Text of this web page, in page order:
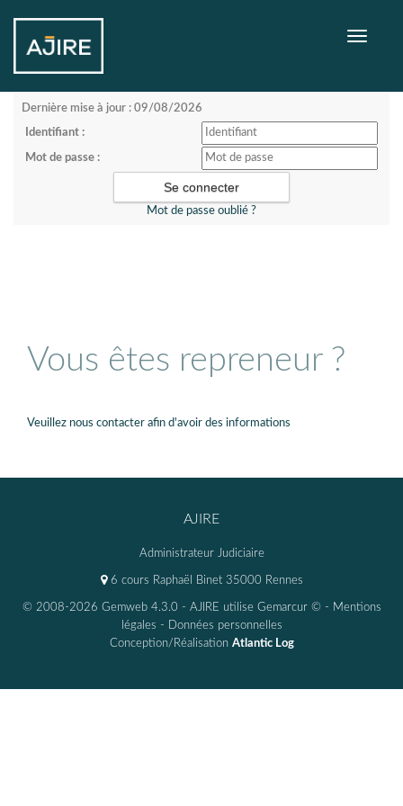
Toggle
Dernière mise à jour : 09/08/2026
Identifiant :
Mot de passe :
Mot de passe oublié ?
Vous êtes repreneur ?
Veuillez nous contacter afin d'avoir des informations
AJIRE
Administrateur Judiciaire
6 cours Raphaël Binet 35000 Rennes
© 2008-2026 Gemweb 4.3.0 - AJIRE utilise Gemarcur © - Mentions
légales - Données personnelles
Conception/Réalisation Atlantic Log